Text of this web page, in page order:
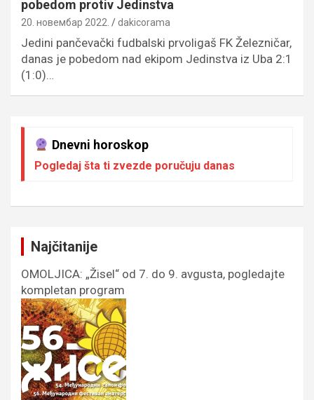
pobedom protiv Jedinstva
20. новембар 2022. dakicorama
Jedini pančevački fudbalski prvoligaš FK Železničar,
danas je pobedom nad ekipom Jedinstva iz Uba 2:1
(1:0)…
Dnevni horoskop
Pogledaj šta ti zvezde poručuju danas
Najčitanije
OMOLJICA: „Žisel“ od 7. do 9. avgusta, pogledajte
kompletan program